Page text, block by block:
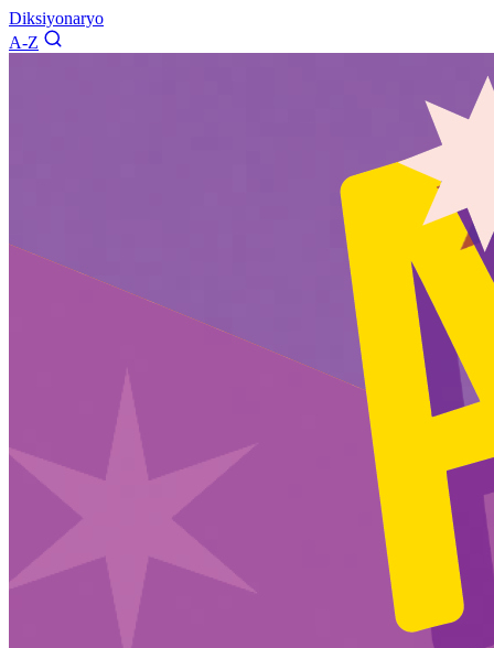
Diksiyonaryo
A-Z